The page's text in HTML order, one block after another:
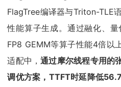
FlagTree编译器与Triton-TLE
性能算子生成。通过融化、
FP8 GEMM等算子性能4倍以
适配中，通过摩尔线程专用的
调优方案，TTFT时延降低